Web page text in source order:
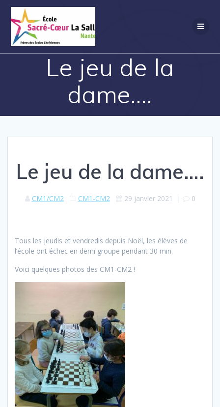
Le jeu de la
dame….
Le jeu de la dame….
CM1/CM2 CM1-CM2 29 janvier 2021 | 0
Tous les jeudis et vendredis depuis Noël, les élèves de
l’école ont échec en demi groupe pendant 30 min.
Voici quelques photos des CM1-CM2 !